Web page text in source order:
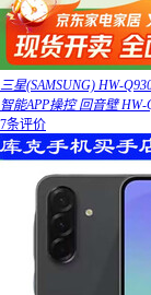
三星(SAMSUNG) HW-
智能APP操控 回音壁 HW-
7条评价